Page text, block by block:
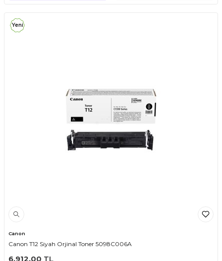
Yeni
Canon
Canon T12 Siyah Orjinal Toner 5098C006A
6.912,00 TL